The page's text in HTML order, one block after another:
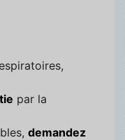
par la
demandez